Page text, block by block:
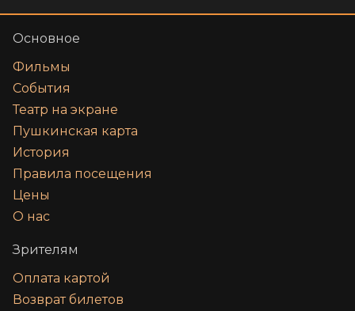
Основное
Фильмы
События
Театр на экране
Пушкинская карта
История
Правила посещения
Цены
О нас
Зрителям
Оплата картой
Возврат билетов